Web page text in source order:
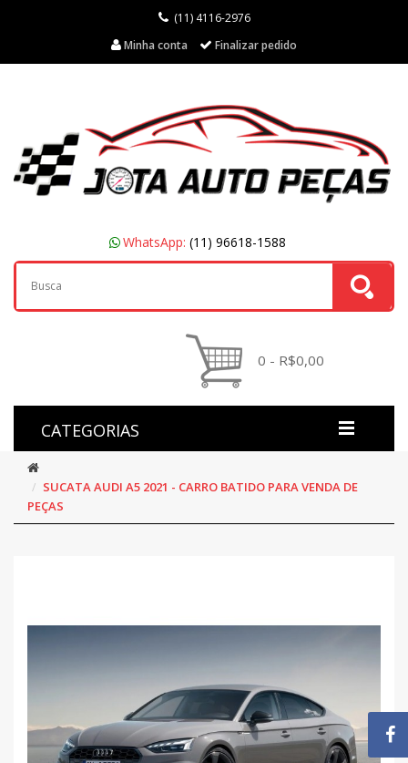
(11) 4116-2976
Minha conta
Finalizar pedido
WhatsApp: (11) 96618-1588
0 - R$0,00
CATEGORIAS
SUCATA AUDI A5 2021 - CARRO BATIDO PARA VENDA DE
PEÇAS